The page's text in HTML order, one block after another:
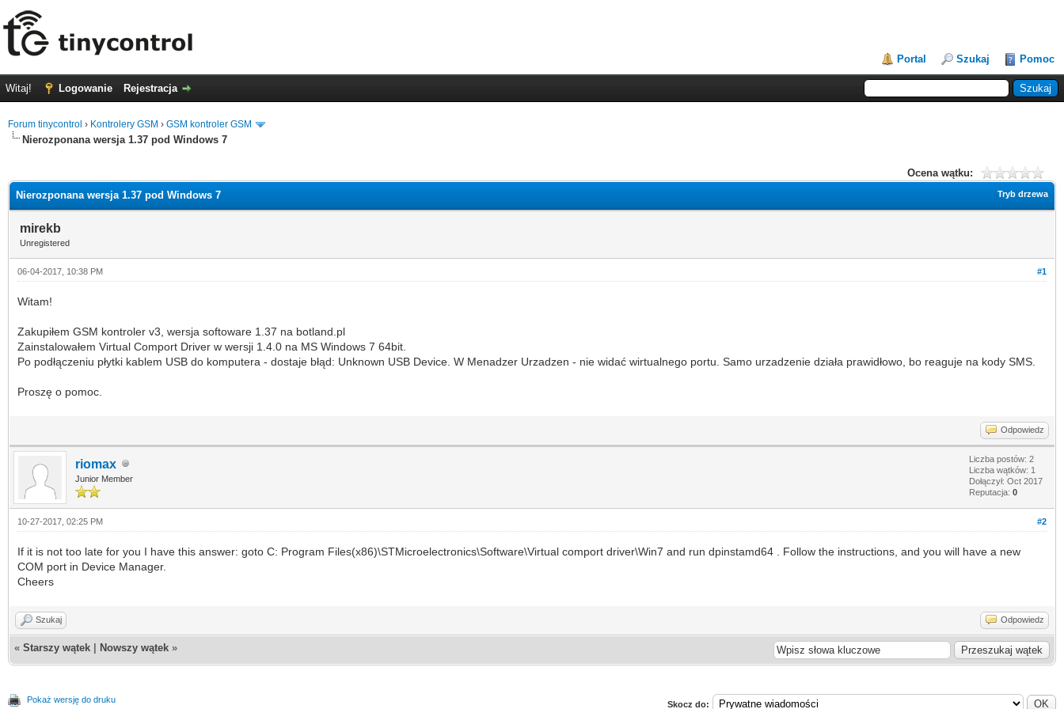
Portal Szukaj Pomoc
Witaj! Logowanie Rejestracja
Forum tinycontrol › Kontrolery GSM › GSM kontroler GSM
Nierozponana wersja 1.37 pod Windows 7
Ocena wątku:
Tryb drzewa
Nierozponana wersja 1.37 pod Windows 7
mirekb
Unregistered
#1
06-04-2017, 10:38 PM
Witam!
Zakupiłem GSM kontroler v3, wersja softoware 1.37 na botland.pl
Zainstalowałem Virtual Comport Driver w wersji 1.4.0 na MS Windows 7 64bit.
Po podłączeniu płytki kablem USB do komputera - dostaje błąd: Unknown USB Device. W Menadzer Urzadzen - nie widać wirtualnego portu. Samo urzadzenie działa prawidłowo, bo reaguje na kody SMS.
Proszę o pomoc.
Odpowiedz
riomax
Junior Member
Liczba postów: 2
Liczba wątków: 1
Dołączył: Oct 2017
Reputacja: 0
#2
10-27-2017, 02:25 PM
If it is not too late for you I have this answer: goto C: Program Files(x86)\STMicroelectronics\Software\Virtual comport driver\Win7 and run dpinstamd64 . Follow the instructions, and you will have a new
COM port in Device Manager.
Cheers
Szukaj Odpowiedz
« Starszy wątek Nowszy wątek »
Pokaż wersję do druku Skocz do: